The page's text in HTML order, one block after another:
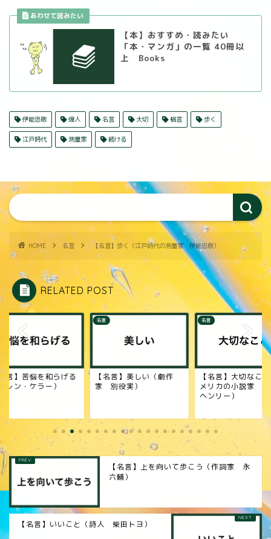
【本】おすすめ・読みたい
「本・マンガ」の一覧 40冊以
上 Books
伊能忠敬 偉人 名言 大切 格言 歩く
江戸時代 測量家 続ける
HOME 名言 【名言】歩く（江戸時代の測量家 伊能忠敬）
RELATED POST
言】苦悩を和らげる
レン・ケラー）
名言
【名言】美しい（劇作
家 別役実）
名言
【名言】大切なこと
メリカの小説家 オ
ヘンリー）
【名言】上を向いて歩こう（作詞家 永
六輔）
【名言】いいこと（詩人 柴田トヨ）